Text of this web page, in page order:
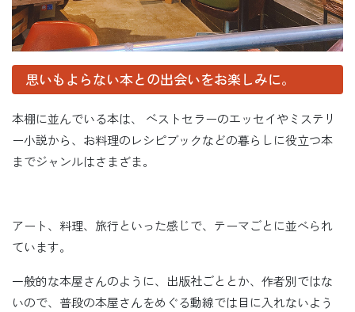
思いもよらない本との出会いをお楽しみに。
本棚に並んでいる本は、 ベストセラーのエッセイやミステリ
ー小説から、お料理のレシピブックなどの暮らしに役立つ本
までジャンルはさまざま。
アート、料理、旅行といった感じで、テーマごとに並べられ
ています。
一般的な本屋さんのように、出版社ごととか、作者別ではな
いので、普段の本屋さんをめぐる動線では目に入れないよう